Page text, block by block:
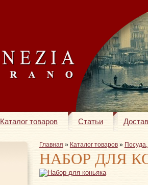
Каталог товаров Статьи
Главная » Каталог товаров»
НАБОР ДЛЯ